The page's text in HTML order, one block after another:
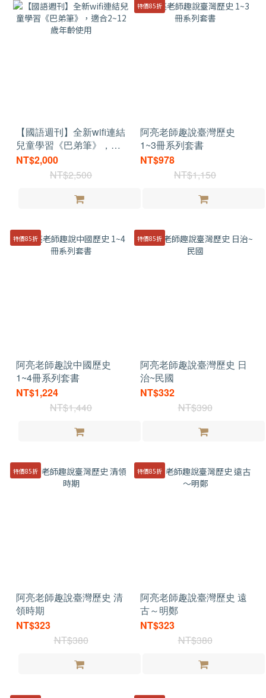
【國語週刊】全新wifi連結
兒童學習《巴弟筆》，適
合2~12歲年齡使用
NT$2,000
NT$2,500
特價85折
阿亮老師趣說臺灣歷史
1~3冊系列套書
NT$978
NT$1,150
特價85折
阿亮老師趣說中國歷史
1~4冊系列套書
NT$1,224
NT$1,440
特價85折
阿亮老師趣說臺灣歷史 日
治~民國
NT$332
NT$390
特價85折
阿亮老師趣說臺灣歷史 清
領時期
NT$323
NT$380
特價85折
阿亮老師趣說臺灣歷史 遠
古～明鄭
NT$323
NT$380